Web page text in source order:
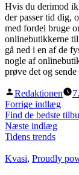
Hvis du derimod
der passer tid dig,
med fordel bruge
onlinebutikkerne
gå ned i en af de
nogle af
prøve det og
Posted
by
Redaktionen
Forrige indlæg
post:
Find de bedste
Næste indlægNext
Tidens trends
Kvasi, Proudly